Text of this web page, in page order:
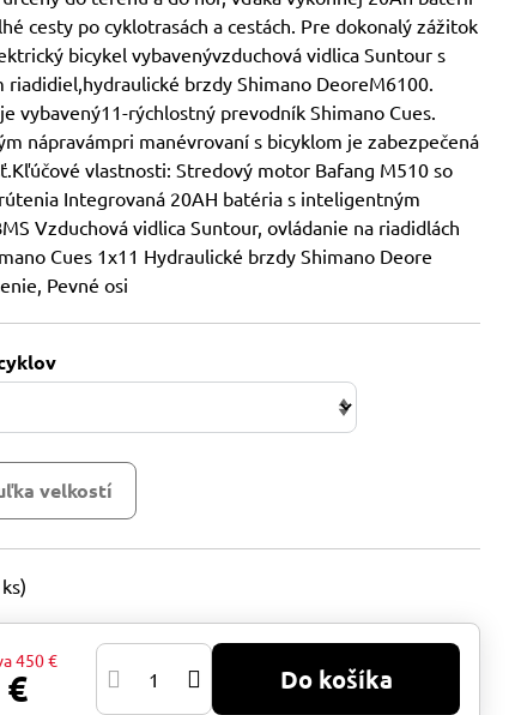
cesty po cyklotrasách a cestách. Pre dokonalý zážitok
bicykel vybavenývzduchová vidlica Suntour s
riadidiel,hydraulické brzdy Shimano DeoreM6100.
vybavený11-rýchlostný prevodník Shimano Cues.
nápravámpri manévrovaní s bicyklom je zabezpečená
vlastnosti: Stredový motor Bafang M510 so
Integrovaná 20AH batéria s inteligentným
Vzduchová vidlica Suntour, ovládanie na riadidlách
Cues 1x11 Hydraulické brzdy Shimano Deore
Pevné osi
velkostí
ks)
450 €
Do košíka